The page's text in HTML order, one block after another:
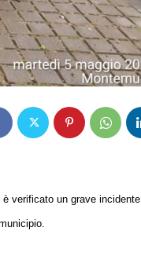
è verificato un grave incidente
.